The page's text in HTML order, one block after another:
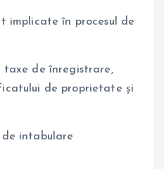
implicate în procesul de
taxe de înregistrare,
de proprietate și
de intabulare